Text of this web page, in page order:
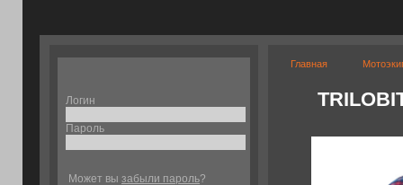
Логин
Пароль
Может вы забыли пароль?
Главная